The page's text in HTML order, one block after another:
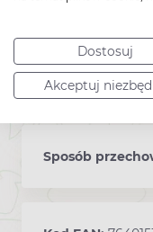
Dostosuj
Akceptuj
Producent:
Sposób